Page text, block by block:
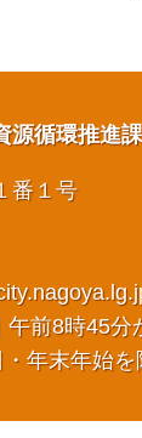
源循環推進課
番１号
午前8時45分
年末年始を